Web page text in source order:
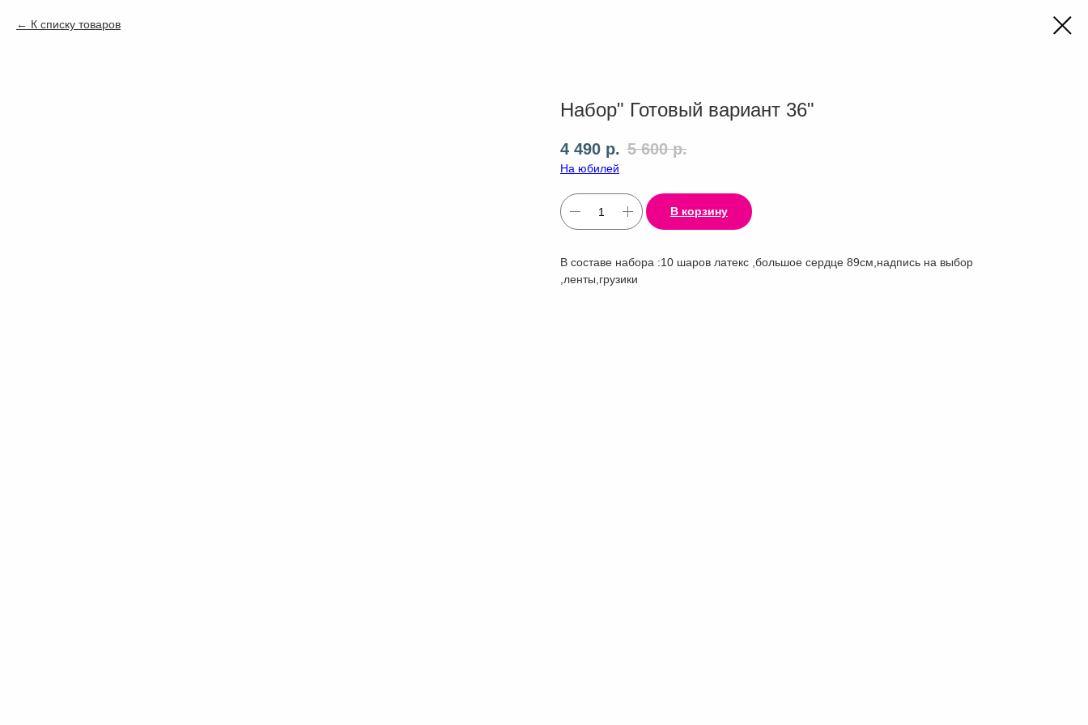
К списку товаров
Набор" Готовый вариант 36"
4 490 р. 5 600 р.
На юбилей
В корзину
В составе набора :10 шаров латекс ,большое сердце 89см,надпись на выбор
,ленты,грузики